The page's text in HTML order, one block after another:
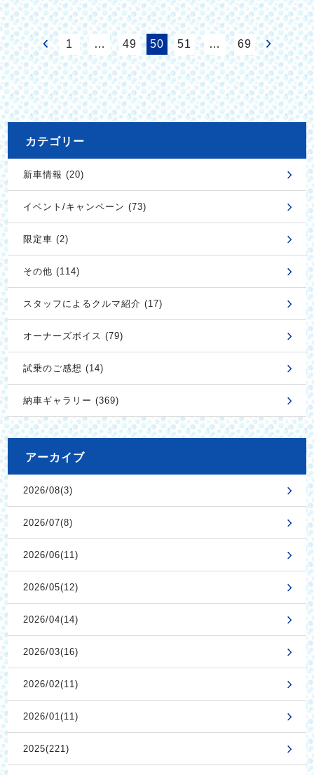
1 … 49 50 51 … 69
カテゴリー
新車情報 (20)
イベント/キャンペーン (73)
限定車 (2)
その他 (114)
スタッフによるクルマ紹介 (17)
オーナーズボイス (79)
試乗のご感想 (14)
納車ギャラリー (369)
アーカイブ
2026/08(3)
2026/07(8)
2026/06(11)
2026/05(12)
2026/04(14)
2026/03(16)
2026/02(11)
2026/01(11)
2025(221)